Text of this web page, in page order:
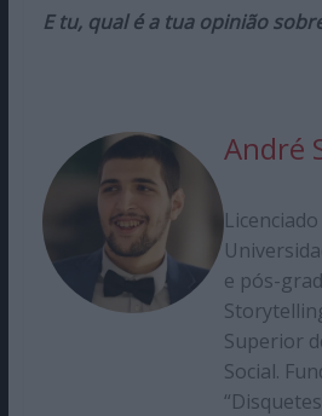
E tu, qual é a tua opinião
André
e pós-
Superior
Social.